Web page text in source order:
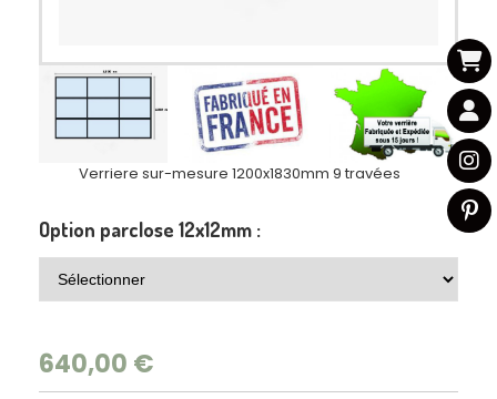
Verriere sur-mesure 1200x1830mm 9 travées
Option parclose 12x12mm :
640,00 €